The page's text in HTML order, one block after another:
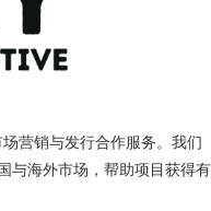
营销与发行合作服务。我们
与海外市场，帮助项目获得有